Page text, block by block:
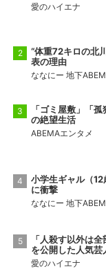
愛のハイエナ
“体重72キロの北
表の理由
ななにー 地下
「ゴミ屋敷」「
の絶望生活
ABEMAエンタメ
小学生ギャル（
に衝撃
ななにー 地下
「人殺す以外は
を公開した人気芸
愛のハイエナ